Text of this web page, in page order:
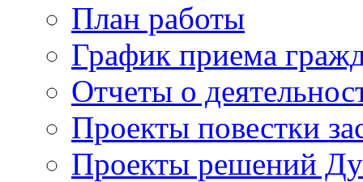
План работы
График приема
Отчеты о
Проекты повестки
Проекты решений